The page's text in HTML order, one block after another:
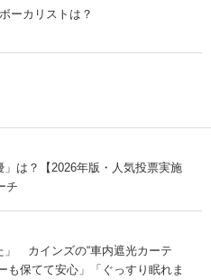
ーカリストは？
は？【2026年版・人気投票実施
チ
」 カインズの“車内遮光カーテ
保てて安心」「ぐっすり眠れま